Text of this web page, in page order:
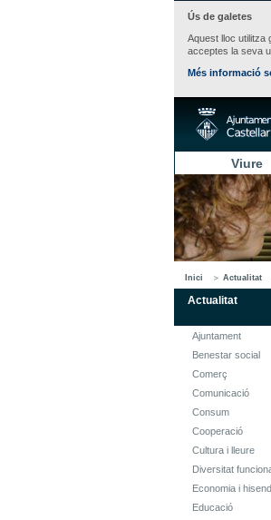
Ús de galetes
Aquest lloc utilitza
acceptes la seva
Més informació
Viure
Inici Actualitat
Actualitat
Ajuntament
Benestar social
Comerç
Comunicació
Consum
Cooperació
Cultura i lleure
Diversitat
Economia i
Educació